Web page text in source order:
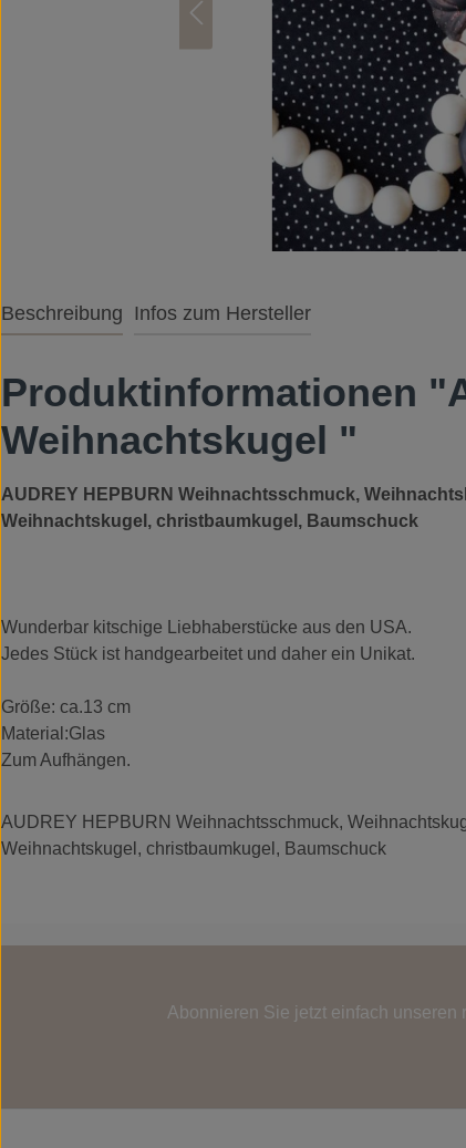
Beschreibung Infos zum Hersteller
Produktinformationen
Weihnachtskugel "
AUDREY HEPBURN Weihnachtsschmuck,
Weihnachtskugel, christbaumkugel, Baumschuck
Wunderbar kitschige Liebhaberstücke aus den USA.
Jedes Stück ist handgearbeitet und daher ein Unikat.
Größe: ca.13 cm
Material:Glas
Zum Aufhängen.
AUDREY HEPBURN Weihnachtsschmuck,
Weihnachtskugel, christbaumkugel, Baumschuck
Abonnieren Sie jetzt einfach unseren